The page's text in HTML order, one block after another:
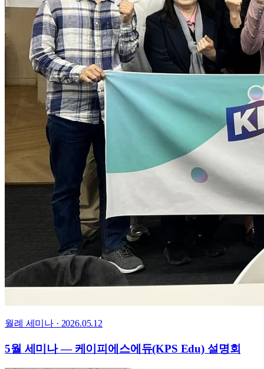
월례 세미나 · 2026.05.12
5월 세미나 — 케이피에스에듀(KPS Edu) 설명회